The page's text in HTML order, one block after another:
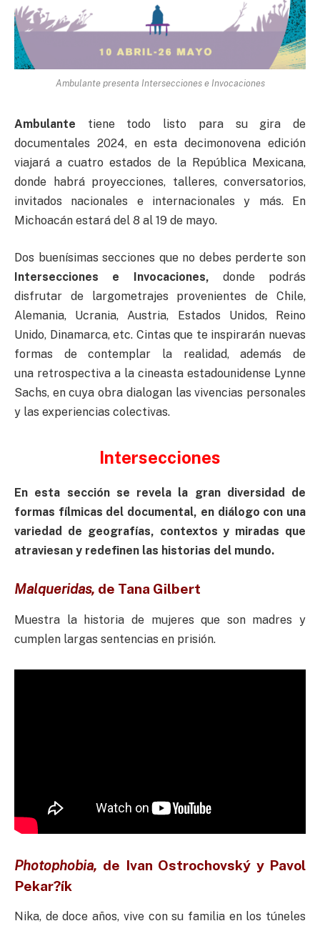
Ambulante presenta Intersecciones e Invocaciones
Ambulante tiene todo listo para su gira de
documentales 2024, en esta decimonovena edición
viajará a cuatro estados de la República Mexicana,
donde habrá proyecciones, talleres, conversatorios,
invitados nacionales e internacionales y más. En
Michoacán estará del 8 al 19 de mayo.
Dos buenísimas secciones que no debes perderte son
Intersecciones e Invocaciones, donde podrás
disfrutar de largometrajes provenientes de Chile,
Alemania, Ucrania, Austria, Estados Unidos, Reino
Unido, Dinamarca, etc. Cintas que te inspirarán nuevas
formas de contemplar la realidad, además de
una retrospectiva a la cineasta estadounidense Lynne
Sachs, en cuya obra dialogan las vivencias personales
y las experiencias colectivas.
Intersecciones
En esta sección se revela la gran diversidad de
formas fílmicas del documental, en diálogo con una
variedad de geografías, contextos y miradas que
atraviesan y redefinen las historias del mundo.
Malqueridas, de Tana Gilbert
Muestra la historia de mujeres que son madres y
cumplen largas sentencias en prisión.
Photophobia, de Ivan Ostrochovský y Pavol
Pekar?ík
Nika, de doce años, vive con su familia en los túneles